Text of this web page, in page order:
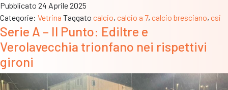
in
campo
nella
giornata
Sabato
Pubblicato 24 Aprile 2025
Categorie: Vetrina Taggato calcio, calcio a 7, calcio bresciano, csi
Serie A – Il Punto: Ediltre e
Verolavecchia trionfano nei rispettivi
gironi